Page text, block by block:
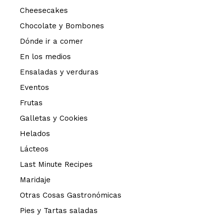
Cheesecakes
Chocolate y Bombones
Dónde ir a comer
En los medios
Ensaladas y verduras
Eventos
Frutas
Galletas y Cookies
Helados
Lácteos
Last Minute Recipes
Maridaje
Otras Cosas Gastronómicas
Pies y Tartas saladas